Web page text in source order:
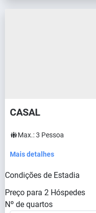
CASAL
Max.:3 Pessoa
Mais detalhes
Condições de Estadia
Preço para 2 Hóspedes
Nº de quartos